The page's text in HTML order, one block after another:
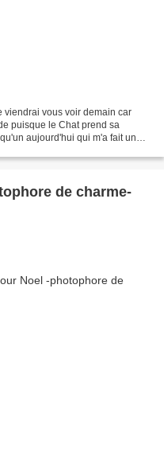
viendrai vous voir demain car
puisque le Chat prend sa
aujourd'hui qui m'a fait un
de charme-